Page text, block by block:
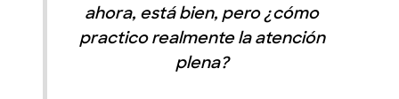
ahora, está bien, pero ¿cómo
practico realmente la atención
plena?